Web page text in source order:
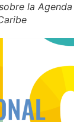
la Agenda